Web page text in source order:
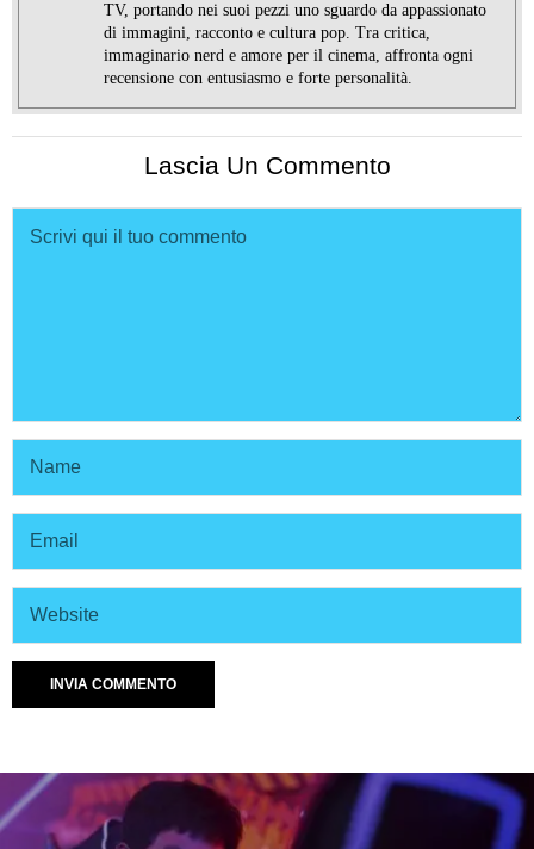
TV, portando nei suoi pezzi uno sguardo da appassionato
di immagini, racconto e cultura pop. Tra critica,
immaginario nerd e amore per il cinema, affronta ogni
recensione con entusiasmo e forte personalità.
Lascia Un Commento